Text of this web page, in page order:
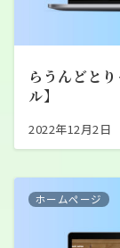
らうんどと
ル】
2022年12月2日
ホームページ